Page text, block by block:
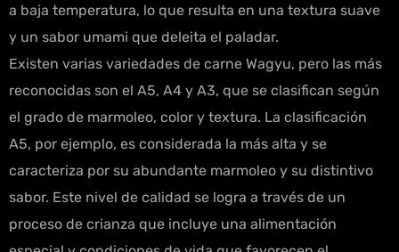
a baja temperatura, lo que resulta en una textura suave
y un sabor umami que deleita el paladar.
Existen varias variedades de carne Wagyu, pero las más
reconocidas son el A5, A4 y A3, que se clasifican según
el grado de marmoleo, color y textura. La clasificación
A5, por ejemplo, es considerada la más alta y se
caracteriza por su abundante marmoleo y su distintivo
sabor. Este nivel de calidad se logra a través de un
proceso de crianza que incluye una alimentación